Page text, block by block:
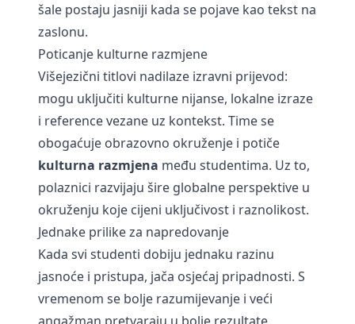
šale postaju jasniji kada se pojave kao tekst na
zaslonu.
Poticanje kulturne razmjene
Višejezični titlovi nadilaze izravni prijevod:
mogu uključiti kulturne nijanse, lokalne izraze
i reference vezane uz kontekst. Time se
obogaćuje obrazovno okruženje i potiče
kulturna razmjena među studentima. Uz to,
polaznici razvijaju šire globalne perspektive u
okruženju koje cijeni uključivost i raznolikost.
Jednake prilike za napredovanje
Kada svi studenti dobiju jednaku razinu
jasnoće i pristupa, jača osjećaj pripadnosti. S
vremenom se bolje razumijevanje i veći